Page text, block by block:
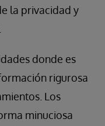
la privacidad y
donde es
rigurosa
Los
minuciosa